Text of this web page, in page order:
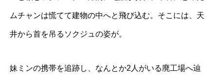
ムチャンは慌てて建物の中へと飛び込む。そこには、天
井から首を吊るソクジュの姿が。
妹ミンの携帯を追跡し、なんとか2人がいる廃工場へ辿